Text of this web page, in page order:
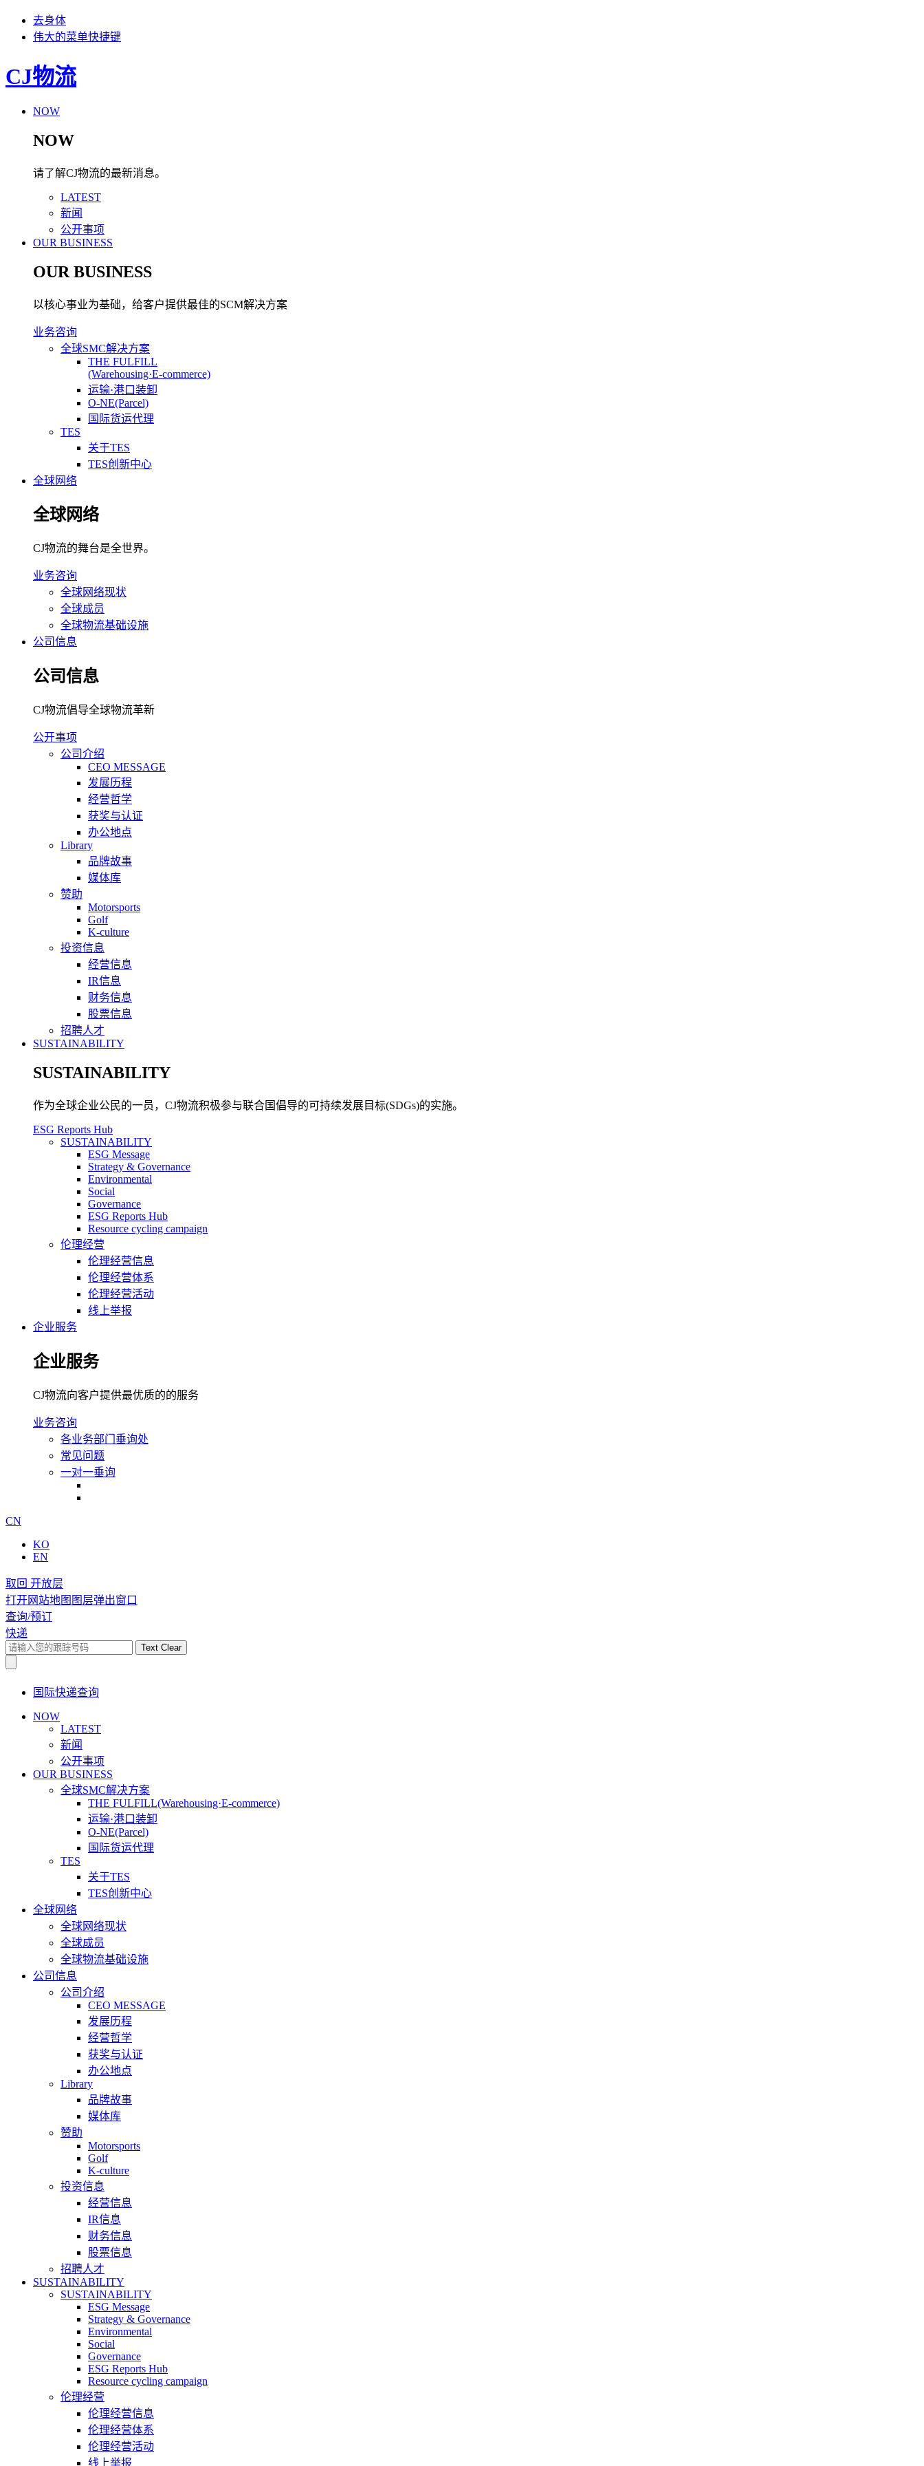
去身体
伟大的菜单快捷键
CJ物流
NOW
NOW
请了解CJ物流的最新消息。
LATEST
新闻
公开事项
OUR BUSINESS
OUR BUSINESS
以核心事业为基础，给客户提供最佳的SCM解决方案
业务咨询
全球SMC解决方案
THE FULFILL
(Warehousing·E-commerce)
运输·港口装卸
O-NE(Parcel)
国际货运代理
TES
关于TES
TES创新中心
全球网络
全球网络
CJ物流的舞台是全世界。
业务咨询
全球网络现状
全球成员
全球物流基础设施
公司信息
公司信息
CJ物流倡导全球物流革新
公开事项
公司介绍
CEO MESSAGE
发展历程
经营哲学
获奖与认证
办公地点
Library
品牌故事
媒体库
赞助
Motorsports
Golf
K-culture
投资信息
经营信息
IR信息
财务信息
股票信息
招聘人才
SUSTAINABILITY
SUSTAINABILITY
作为全球企业公民的一员，CJ物流积极参与联合国倡导的可持续发展目标(SDGs)的实施。
ESG Reports Hub
SUSTAINABILITY
ESG Message
Strategy & Governance
Environmental
Social
Governance
ESG Reports Hub
Resource cycling campaign
伦理经营
伦理经营信息
伦理经营体系
伦理经营活动
线上举报
企业服务
企业服务
CJ物流向客户提供最优质的的服务
业务咨询
各业务部门垂询处
常见问题
一对一垂询
CN
KO
EN
取回 开放层
打开网站地图图层弹出窗口
查询/预订
快递
Text Clear
国际快递查询
NOW
LATEST
新闻
公开事项
OUR BUSINESS
全球SMC解决方案
THE FULFILL(Warehousing·E-commerce)
运输·港口装卸
O-NE(Parcel)
国际货运代理
TES
关于TES
TES创新中心
全球网络
全球网络现状
全球成员
全球物流基础设施
公司信息
公司介绍
CEO MESSAGE
发展历程
经营哲学
获奖与认证
办公地点
Library
品牌故事
媒体库
赞助
Motorsports
Golf
K-culture
投资信息
经营信息
IR信息
财务信息
股票信息
招聘人才
SUSTAINABILITY
SUSTAINABILITY
ESG Message
Strategy & Governance
Environmental
Social
Governance
ESG Reports Hub
Resource cycling campaign
伦理经营
伦理经营信息
伦理经营体系
伦理经营活动
线上举报